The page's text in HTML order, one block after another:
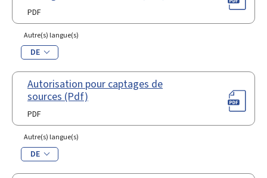
PDF
Autre(s) langue(s)
DE
Autorisation pour captages de
sources (Pdf)
PDF
Autre(s) langue(s)
DE